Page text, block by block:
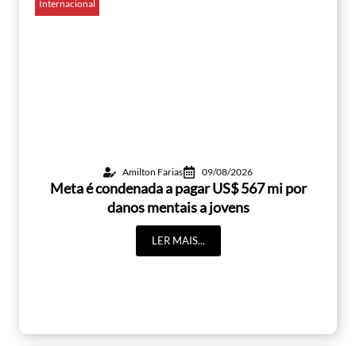
Internacional
Amilton Farias 09/08/2026
Meta é condenada a pagar US$ 567 mi por
danos mentais a jovens
LER MAIS...